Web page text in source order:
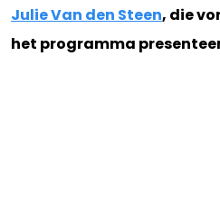
Julie Van den Steen, die
het programma